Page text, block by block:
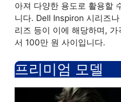
아져 다양한 용도로 활용할
니다. Dell Inspiron 시리즈
리즈 등이 이에 해당하며,
서 100만 원 사이입니다.
프리미엄 모델